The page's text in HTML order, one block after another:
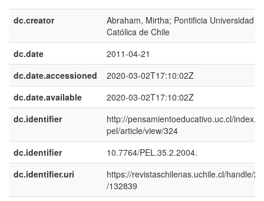
dc.creator
Abraham, Mirtha; Pontificia Universidad
Católica de Chile
dc.date
2011-04-21
dc.date.accessioned
2020-03-02T17:10:02Z
dc.date.available
2020-03-02T17:10:02Z
dc.identifier
http://pensamientoeducativo.uc.cl/
pel/article/view/324
dc.identifier
10.7764/PEL.35.2.2004.
dc.identifier.uri
https://revistaschilenas.uchile.cl/handle/
/132839